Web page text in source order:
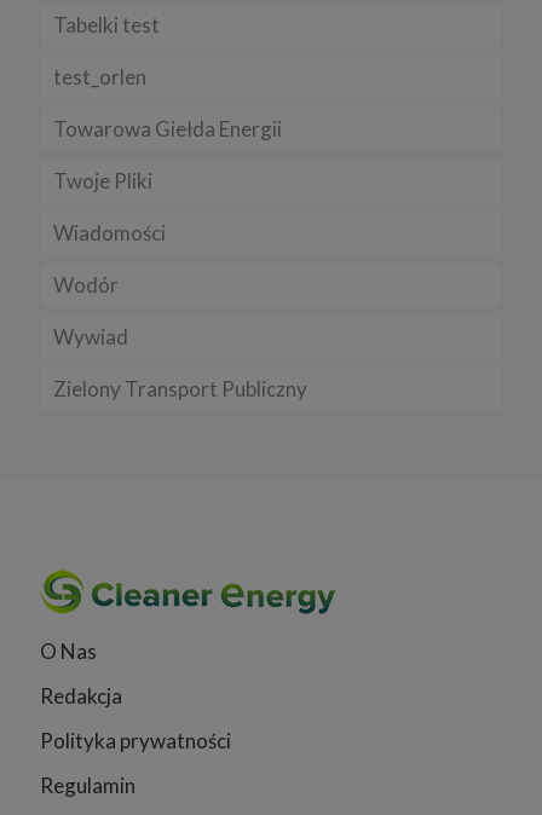
Tabelki test
test_orlen
Towarowa Giełda Energii
Twoje Pliki
Wiadomości
Wodór
Wywiad
Zielony Transport Publiczny
O Nas
Redakcja
Polityka prywatności
Regulamin